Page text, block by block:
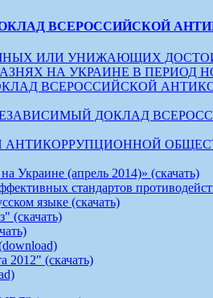
ВСЕРОССИЙСКОЙ
ИЛИ УНИЖАЮЩИХ
НА УКРАИНЕ В ПЕРИОД
ВСЕРОССИЙСКОЙ
ДОКЛАД
Украине (апрель 2014)» (скачать)
стандартов
языке (скачать)
(скачать)
2012" (скачать)